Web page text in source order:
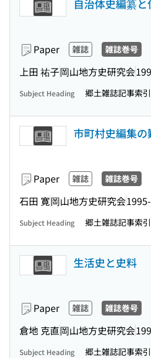
自治体史編纂と
Paper 雑誌 雑誌巻号
上田 祐子岡山地方史研究会
Subject Heading 郷土雑誌記事索
市町村史編集
Paper 雑誌 雑誌巻号
石田 寛岡山地方史研究会
Subject Heading 郷土雑誌記事索
生活史と史料
Paper 雑誌 雑誌巻号
倉地 克直岡山地方史研究会
Subject Heading 郷土雑誌記事索